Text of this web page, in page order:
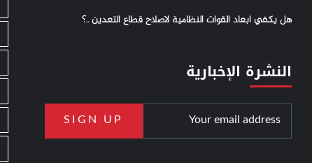
هل يكفي ابعاد القوات النظامية لاصلاح قطاع التعدين ..؟
النشرة الإخبارية